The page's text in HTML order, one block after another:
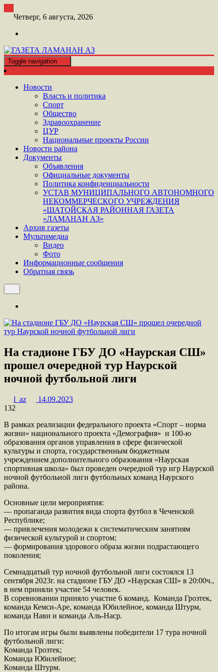
Четверг, 6 августа, 2026
ГАЗЕТА ЛАМАНАН АЗ
ШАТОЙСКАЯ ГАЗЕТА ЛАМАНАН АЗ
Toggle navigation
Новости
Власть и политика
Спорт
Общество
Здравоохранение
ЦУР
Национальные проекты России
Новости района
Документы
Объявления
Официальные документы
Политика конфиденциальности
УСТАВ МУНИЦИПАЛЬНОГО АВТОНОМНОГО
НЕКОММЕРЧЕСКОГО УЧРЕЖДЕНИЯ
«ШАТОЙСКАЯ РАЙОННАЯ ГАЗЕТА
«ЛАМАНАН АЗ»
Архив газеты
Мультимедиа
Видео
Фото
Информационные сообщения
Обратная связь
На стадионе ГБУ ДО «Наурская СШ»
прошел очередной тур Наурской
ночной футбольной лиги
l_az
14.09.2023
132
В рамках реализации федерального проекта «Спорт – норма
жизни» национального проекта «Демография» и 100-ю
образования органов управления в сфере физической
культуры и спорта, государственным бюджетным
учреждением дополнительного образования «Наурская
спортивная школа» был проведен очередной тур игр Наурской
ночной футбольной лиги футбольных команд Наурского
района.
Основные цели мероприятия:
— пропаганда развития вида спорта футбол в Чеченской
Республике;
— привлечения молодежи к систематическим занятиям
физической культурой и спортом;
— формирования здорового образа жизни подрастающего
поколения;
Семнадцатый тур ночной футбольной лиги состоялся 13
сентября 2023г. на стадионе ГБУ ДО «Наурская СШ» в 20:00ч.,
в нем приняли участие 54 человек.
В соревновании приняло участие 6 команд. Команда Грозтек,
команда Кемси-Аре, команда Юбилейное, команда Штурм,
команда Нави и команда Аль-Наср.
По итогам игры были выявлены победители 17 тура ночной
футбольной лиги:
Команда Грозтек;
Команда Юбилейное;
Команда Штурм.